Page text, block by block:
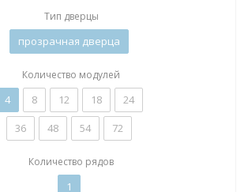
Тип дверцы
прозрачная дверца
Количество модулей
4 8 12 18
24
36
48 54 72
Количество рядов
1